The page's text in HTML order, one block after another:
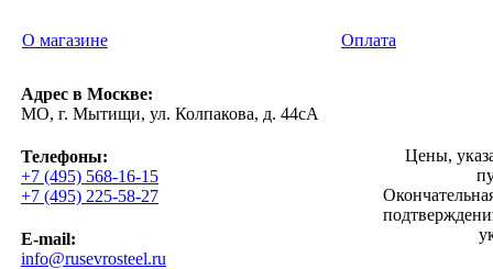
О магазине Оплата
Адрес в Москве:
МО, г. Мытищи, ул. Колпакова, д. 44сА
Телефоны:
+7 (495) 568-16-15
+7 (495) 225-58-27
E-mail:
info@rusevrosteel.ru
Цены,